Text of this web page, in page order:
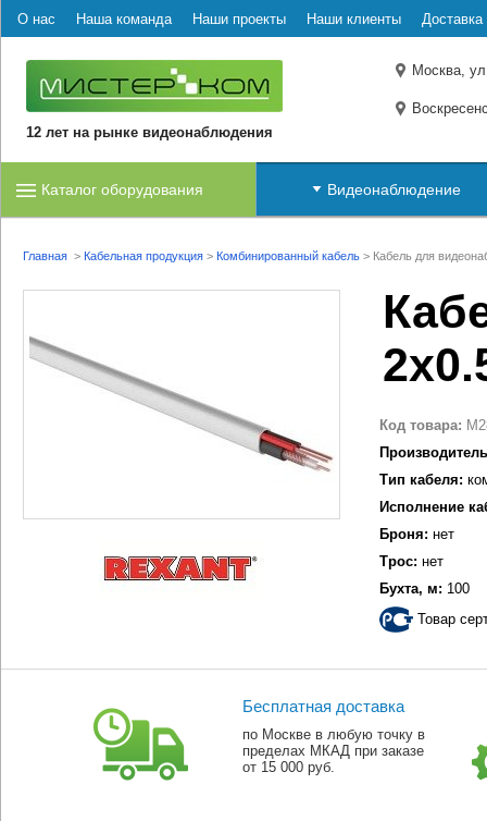
О нас Наша команда Наши проекты Наши клиенты Доставка
12 лет на рынке видеонаблюдения
Москва,
Каталог оборудования Видеонаблюдение
Главная > Кабельная продукция > Комбинированный кабель > Кабель для
Код товара:
Тип кабеля:
Исполнение
Броня: нет
Трос: нет
Бухта, м: 100
Товар
Бесплатная доставка
по Москве в любую точку в
пределах МКАД при заказе
от 15 000 руб.